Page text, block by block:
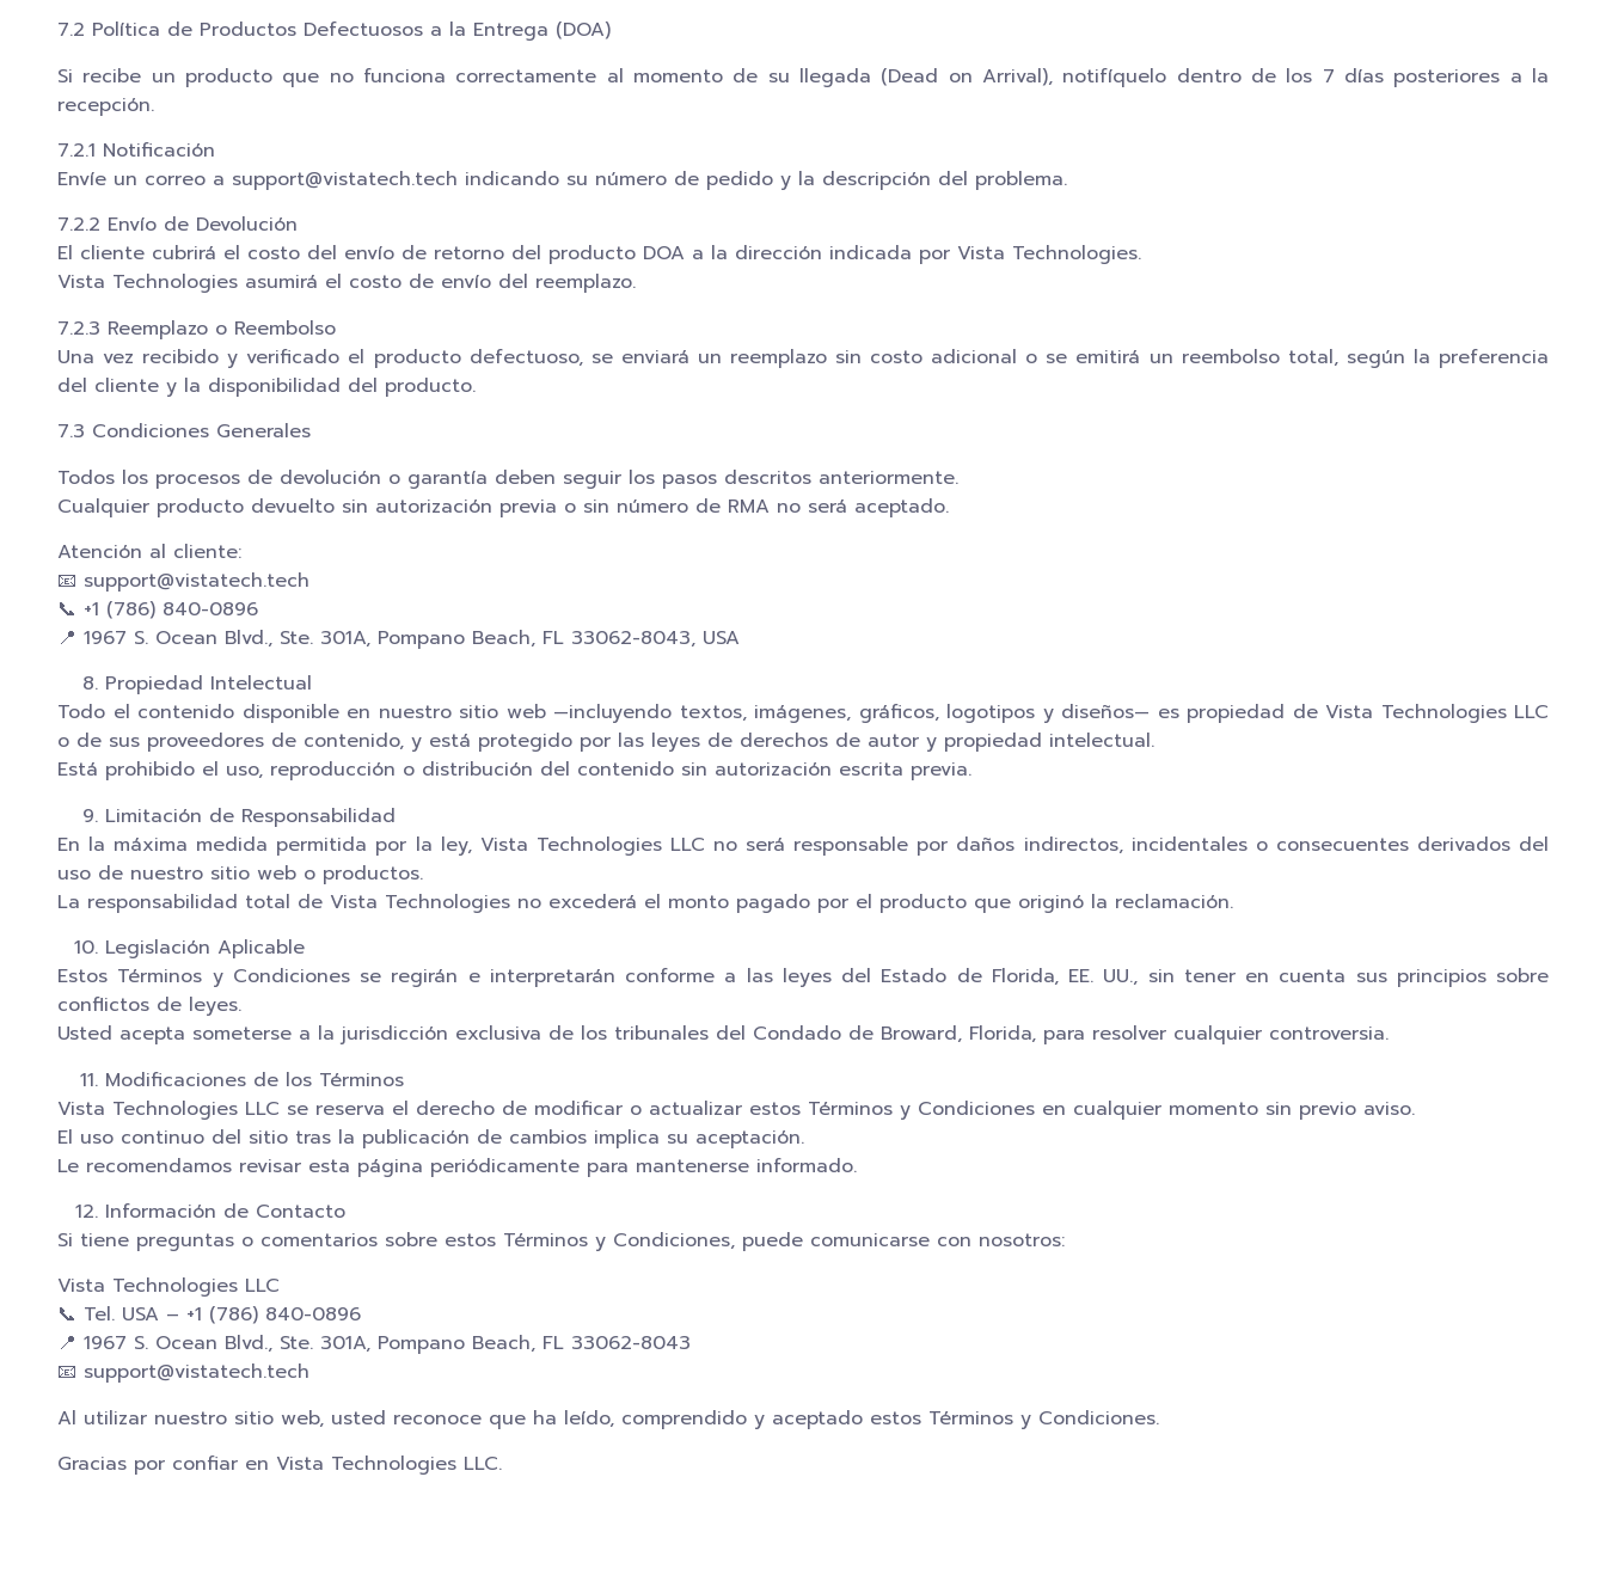
7.2 Política de Productos Defectuosos a la Entrega (DOA)
Si recibe un producto que no funciona correctamente al momento de su llegada (Dead on Arrival), notifíquelo dentro de los 7 días posteriores a la
recepción.
7.2.1 Notificación
Envíe un correo a support@vistatech.tech indicando su número de pedido y la descripción del problema.
7.2.2 Envío de Devolución
El cliente cubrirá el costo del envío de retorno del producto DOA a la dirección indicada por Vista Technologies.
Vista Technologies asumirá el costo de envío del reemplazo.
7.2.3 Reemplazo o Reembolso
Una vez recibido y verificado el producto defectuoso, se enviará un reemplazo sin costo adicional o se emitirá un reembolso total, según la preferencia
del cliente y la disponibilidad del producto.
7.3 Condiciones Generales
Todos los procesos de devolución o garantía deben seguir los pasos descritos anteriormente.
Cualquier producto devuelto sin autorización previa o sin número de RMA no será aceptado.
Atención al cliente:
📧 support@vistatech.tech
📞 +1 (786) 840-0896
📍 1967 S. Ocean Blvd., Ste. 301A, Pompano Beach, FL 33062-8043, USA
Propiedad Intelectual
Todo el contenido disponible en nuestro sitio web —incluyendo textos, imágenes, gráficos, logotipos y diseños— es propiedad de Vista Technologies LLC
o de sus proveedores de contenido, y está protegido por las leyes de derechos de autor y propiedad intelectual.
Está prohibido el uso, reproducción o distribución del contenido sin autorización escrita previa.
Limitación de Responsabilidad
En la máxima medida permitida por la ley, Vista Technologies LLC no será responsable por daños indirectos, incidentales o consecuentes derivados del
uso de nuestro sitio web o productos.
La responsabilidad total de Vista Technologies no excederá el monto pagado por el producto que originó la reclamación.
Legislación Aplicable
Estos Términos y Condiciones se regirán e interpretarán conforme a las leyes del Estado de Florida, EE. UU., sin tener en cuenta sus principios sobre
conflictos de leyes.
Usted acepta someterse a la jurisdicción exclusiva de los tribunales del Condado de Broward, Florida, para resolver cualquier controversia.
Modificaciones de los Términos
Vista Technologies LLC se reserva el derecho de modificar o actualizar estos Términos y Condiciones en cualquier momento sin previo aviso.
El uso continuo del sitio tras la publicación de cambios implica su aceptación.
Le recomendamos revisar esta página periódicamente para mantenerse informado.
Información de Contacto
Si tiene preguntas o comentarios sobre estos Términos y Condiciones, puede comunicarse con nosotros:
Vista Technologies LLC
📞 Tel. USA – +1 (786) 840-0896
📍 1967 S. Ocean Blvd., Ste. 301A, Pompano Beach, FL 33062-8043
📧 support@vistatech.tech
Al utilizar nuestro sitio web, usted reconoce que ha leído, comprendido y aceptado estos Términos y Condiciones.
Gracias por confiar en Vista Technologies LLC.